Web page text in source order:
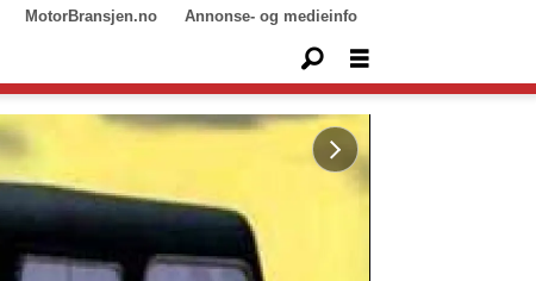
MotorBransjen.no Annonse- og medieinfo